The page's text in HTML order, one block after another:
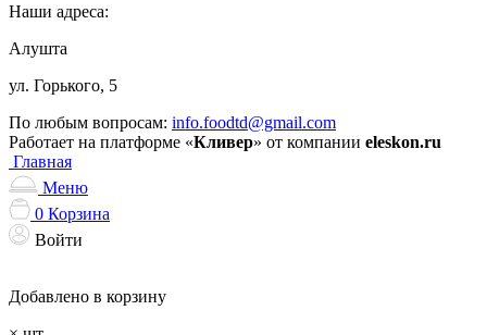
Наши адреса:
Алушта
ул. Горького, 5
По любым вопросам: info.foodtd@gmail.com
Работает на платформе «Кливер» от компании eleskon.ru
Главная
Меню
0 Корзина
Войти
Добавлено в корзину